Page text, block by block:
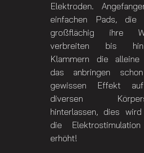
Elektroden.
einfachen Pads, die
großflächig ihre
verbreiten bis
Klammern die alleine
das anbringen
gewissen Effekt
diversen
hinterlassen, dies
die
erhöht!